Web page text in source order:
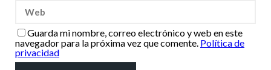
Guarda mi nombre, correo electrónico y web en este
navegador para la próxima vez que comente. Política de
privacidad